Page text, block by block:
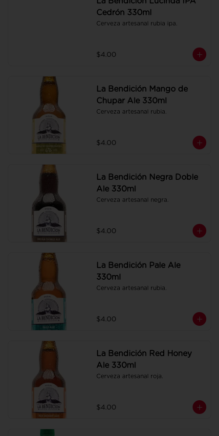
Cedrón 330ml
Cerveza artesanal rubia ipa.
$4.00
La Bendición Mango de
Chupar Ale 330ml
Cerveza artesanal rubia.
$4.00
La Bendición Negra Doble
Ale 330ml
Cerveza artesanal negra.
$4.00
La Bendición Pale Ale
330ml
Cerveza artesanal rubia.
$4.00
La Bendición Red Honey
Ale 330ml
Cerveza artesanal roja.
$4.00